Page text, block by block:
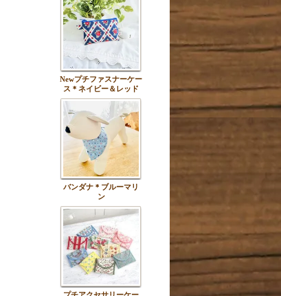
Newプチファスナーケー
ス＊ネイビー＆レッド
バンダナ＊ブルーマリ
ン